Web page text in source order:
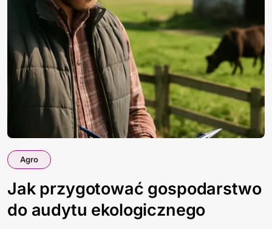
Agro
Jak przygotować gospodarstwo
do audytu ekologicznego